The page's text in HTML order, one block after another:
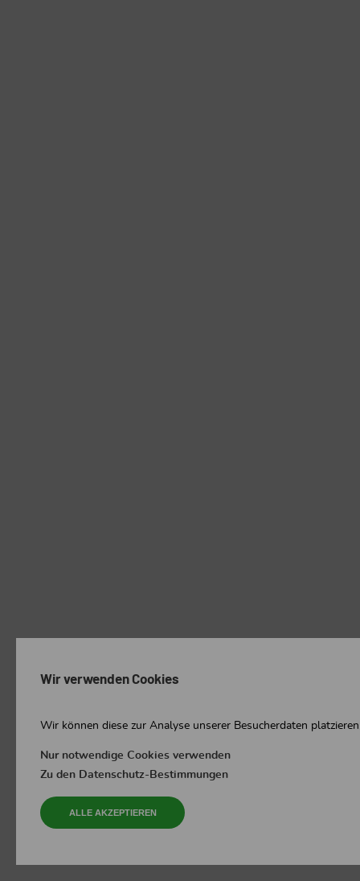
Wir verwenden Cookies
Wir können diese zur Analyse unserer Besucherdaten
Nur notwendige Cookies verwenden
Zu den Datenschutz-Bestimmungen
ALLE AKZEPTIEREN